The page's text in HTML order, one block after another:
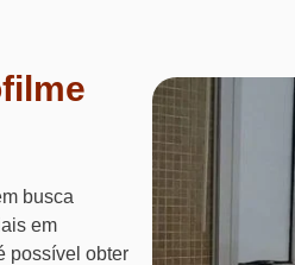
busca
em
possível obter